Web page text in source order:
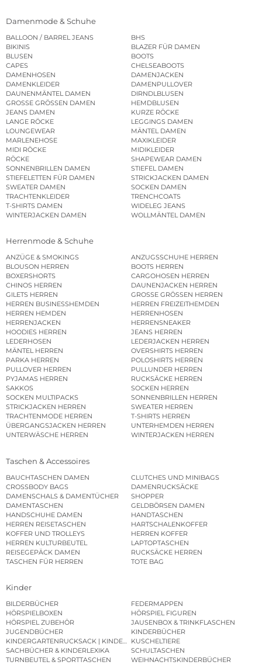
Damenmode & Schuhe
BALLOON / BARREL JEANS
BHS
BIKINIS
BLAZER FÜR DAMEN
BLUSEN
BOOTS
CAPES
CHELSEABOOTS
DAMENHOSEN
DAMENJACKEN
DAMENKLEIDER
DAMENPULLOVER
DAUNENMÄNTEL DAMEN
DIRNDLBLUSEN
GROSSE GRÖSSEN DAMEN
HEMDBLUSEN
JEANS DAMEN
KURZE RÖCKE
LANGE RÖCKE
LEGGINGS DAMEN
LOUNGEWEAR
MÄNTEL DAMEN
MARLENEHOSE
MAXIKLEIDER
MIDI RÖCKE
MIDIKLEIDER
RÖCKE
SHAPEWEAR DAMEN
SONNENBRILLEN DAMEN
STIEFEL DAMEN
STIEFELETTEN FÜR DAMEN
STRICKJACKEN DAMEN
SWEATER DAMEN
SOCKEN DAMEN
TRACHTENKLEIDER
TRENCHCOATS
T-SHIRTS DAMEN
WIDELEG JEANS
WINTERJACKEN DAMEN
WOLLMÄNTEL DAMEN
Herrenmode & Schuhe
ANZÜGE & SMOKINGS
ANZUGSSCHUHE HERREN
BLOUSON HERREN
BOOTS HERREN
BOXERSHORTS
CARGOHOSEN HERREN
CHINOS HERREN
DAUNENJACKEN HERREN
GILETS HERREN
GROSSE GRÖSSEN HERREN
HERREN BUSINESSHEMDEN
HERREN FREIZEITHEMDEN
HERREN HEMDEN
HERRENHOSEN
HERRENJACKEN
HERRENSNEAKER
HOODIES HERREN
JEANS HERREN
LEDERHOSEN
LEDERJACKEN HERREN
MÄNTEL HERREN
OVERSHIRTS HERREN
PARKA HERREN
POLOSHIRTS HERREN
PULLOVER HERREN
PULLUNDER HERREN
PYJAMAS HERREN
RUCKSÄCKE HERREN
SAKKOS
SOCKEN HERREN
SOCKEN MULTIPACKS
SONNENBRILLEN HERREN
STRICKJACKEN HERREN
SWEATER HERREN
TRACHTENMODE HERREN
T-SHIRTS HERREN
ÜBERGANGSJACKEN HERREN
UNTERHEMDEN HERREN
UNTERWÄSCHE HERREN
WINTERJACKEN HERREN
Taschen & Accessoires
BAUCHTASCHEN DAMEN
CLUTCHES UND MINIBAGS
CROSSBODY BAGS
DAMENRUCKSÄCKE
DAMENSCHALS & DAMENTÜCHER
SHOPPER
DAMENTASCHEN
GELDBÖRSEN DAMEN
HANDSCHUHE DAMEN
HANDTASCHEN
HERREN REISETASCHEN
HARTSCHALENKOFFER
KOFFER UND TROLLEYS
HERREN KOFFER
HERREN KULTURBEUTEL
LAPTOPTASCHEN
REISEGEPÄCK DAMEN
RUCKSÄCKE HERREN
TASCHEN FÜR HERREN
TOTE BAG
Kinder
BILDERBÜCHER
FEDERMAPPEN
HÖRSPIELBOXEN
HÖRSPIEL FIGUREN
HÖRSPIEL ZUBEHÖR
JAUSENBOX & TRINKFLASCHEN
JUGENDBÜCHER
KINDERBÜCHER
KINDERGARTENRUCKSACK | KINDERGARTENBEUTEL
KUSCHELTIERE
SACHBÜCHER & KINDERLEXIKA
SCHULTASCHEN
TURNBEUTEL & SPORTTASCHEN
WEIHNACHTSKINDERBÜCHER